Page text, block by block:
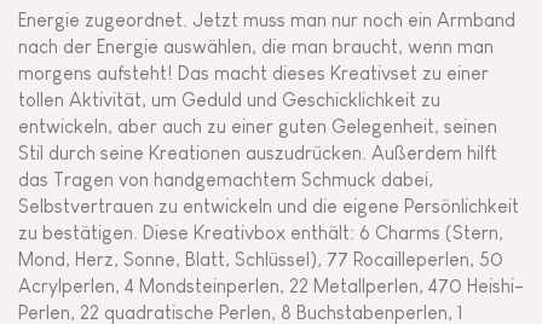
Energie zugeordnet. Jetzt muss man nur noch ein Armband
nach der Energie auswählen, die man braucht, wenn man
morgens aufsteht! Das macht dieses Kreativset zu einer
tollen Aktivität, um Geduld und Geschicklichkeit zu
entwickeln, aber auch zu einer guten Gelegenheit, seinen
Stil durch seine Kreationen auszudrücken. Außerdem hilft
das Tragen von handgemachtem Schmuck dabei,
Selbstvertrauen zu entwickeln und die eigene Persönlichkeit
zu bestätigen. Diese Kreativbox enthält: 6 Charms (Stern,
Mond, Herz, Sonne, Blatt, Schlüssel), 77 Rocailleperlen, 50
Acrylperlen, 4 Mondsteinperlen, 22 Metallperlen, 470 Heishi-
Perlen, 22 quadratische Perlen, 8 Buchstabenperlen, 1